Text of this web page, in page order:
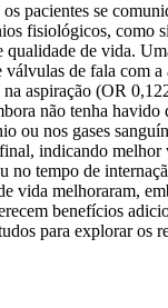
pacientes se
fisiológicos, como
qualidade de vida.
de fala com
aspiração (OR
não tenha
ou nos gases
indicando
no tempo de
vida melhoraram,
benefícios
para explorar os